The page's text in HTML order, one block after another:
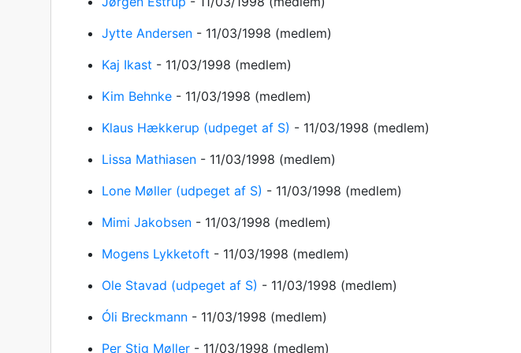
Jytte Andersen - 11/03/1998 (medlem)
Kaj Ikast - 11/03/1998 (medlem)
Kim Behnke - 11/03/1998 (medlem)
Klaus Hækkerup (udpeget af S) - 11/03/1998 (medlem)
Lissa Mathiasen - 11/03/1998 (medlem)
Lone Møller (udpeget af S) - 11/03/1998 (medlem)
Mimi Jakobsen - 11/03/1998 (medlem)
Mogens Lykketoft - 11/03/1998 (medlem)
Ole Stavad (udpeget af S) - 11/03/1998 (medlem)
Óli Breckmann - 11/03/1998 (medlem)
Per Stig Møller - 11/03/1998 (medlem)